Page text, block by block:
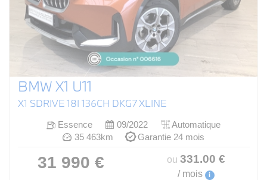
BMW X1 U11
X1 SDRIVE 18I 136CH DKG7 XLINE
Essence 09/2022
Automatique
35 463km
Garantie 24 mois
31 990 € ou 331.00 €
/ mois i